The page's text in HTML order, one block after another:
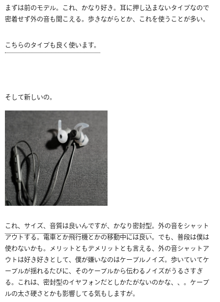
まずは前のモデル。これ、かなり好き。耳に押し込まないタイプなので
密着せず外の音も聞こえる。歩きながらとか、これを使うことが多い。
こちらのタイプも良く使います。
そして新しいの。
これ、サイズ、音質は良いんですが、かなり密封型。外の音をシャット
アウトする。電車とか飛行機とかの移動中には良い。でも、普段は僕は
使わないかも。メリットともデメリットとも言える、外の音シャットア
ウトは好き好きとして、僕が嫌いなのはケーブルノイズ。歩いていてケ
ーブルが揺れるたびに、そのケーブルから伝わるノイズがうるさすぎ
る。これは、密封型のイヤフォンだとしかたがないのかな、、。ケーブ
ルの太さ硬さとかも影響してる気もしますが。